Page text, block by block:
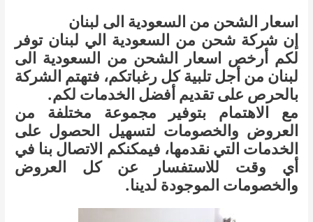
اسعار الشحن من السعودية الى لبنان
إن شركة شحن من السعودية الي لبنان توفر
لكم أرخص اسعار الشحن من السعودية الى
لبنان من أجل تلبية كل رغباتكم، فتهتم الشركة
بالحرص على تقديم أفضل الخدمات لكم.
مع الاهتمام بتوفير مجموعة مختلفة من
العروض والخصومات لتسهيل الحصول على
الخدمات التي نقدمها، فيمكنكم الاتصال بنا في
أي وقت للاستفسار عن كل العروض
والخصومات الموجودة لدينا.